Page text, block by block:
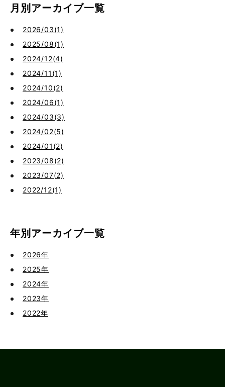
月別アーカイブ一覧
2026/03(1)
2025/08(1)
2024/12(4)
2024/11(1)
2024/10(2)
2024/06(1)
2024/03(3)
2024/02(5)
2024/01(2)
2023/08(2)
2023/07(2)
2022/12(1)
年別アーカイブ一覧
2026年
2025年
2024年
2023年
2022年